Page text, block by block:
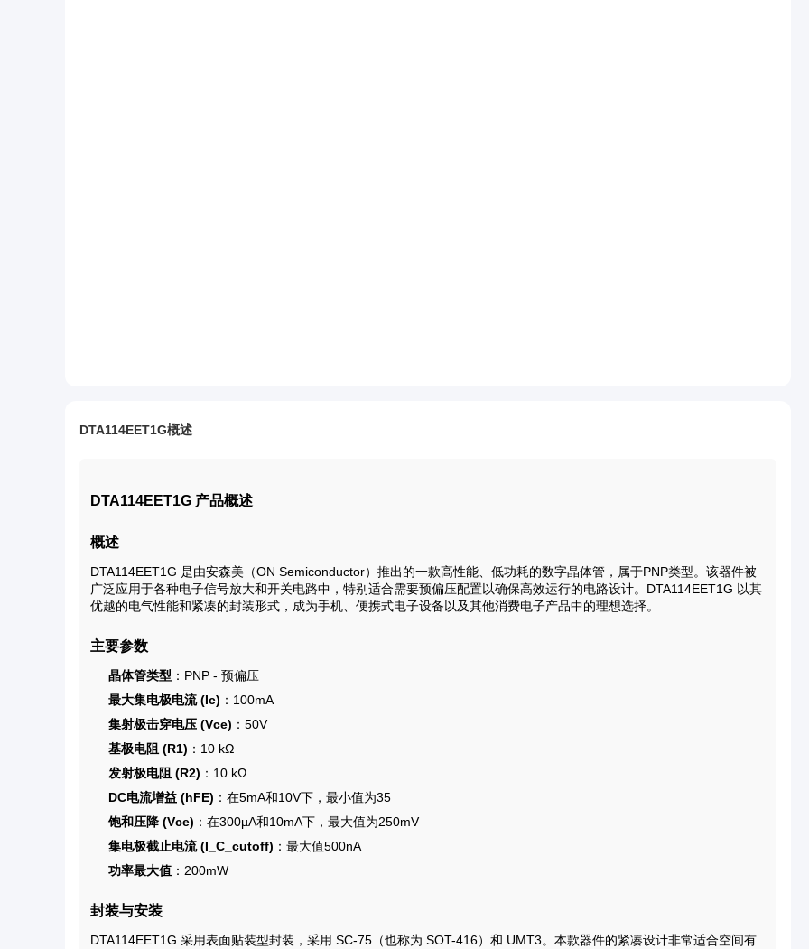
DTA114EET1G概述
DTA114EET1G 产品概述
概述
DTA114EET1G 是由安森美（ON Semiconductor）推出的一款高性能、低功耗的数字晶体管，属于PNP类型。该器件被
广泛应用于各种电子信号放大和开关电路中，特别适合需要预偏压配置以确保高效运行的电路设计。DTA114EET1G 以其
优越的电气性能和紧凑的封装形式，成为手机、便携式电子设备以及其他消费电子产品中的理想选择。
主要参数
晶体管类型 ：PNP - 预偏压
最大集电极电流 (Ic) ：100mA
集射极击穿电压 (Vce) ：50V
基极电阻 (R1) ：10 kΩ
发射极电阻 (R2) ：10 kΩ
DC电流增益 (hFE) ：在5mA和10V下，最小值为35
饱和压降 (Vce) ：在300µA和10mA下，最大值为250mV
集电极截止电流 (I_C_cutoff) ：最大值500nA
功率最大值 ：200mW
封装与安装
DTA114EET1G 采用表面贴装型封装，采用 SC-75（也称为 SOT-416）和 UMT3。本款器件的紧凑设计非常适合空间有